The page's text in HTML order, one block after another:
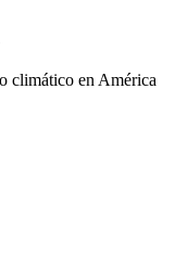
climático en América